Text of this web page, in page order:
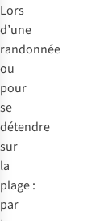
Lors
d’une
randonnée
ou
pour
se
détendre
sur
la
plage :
par